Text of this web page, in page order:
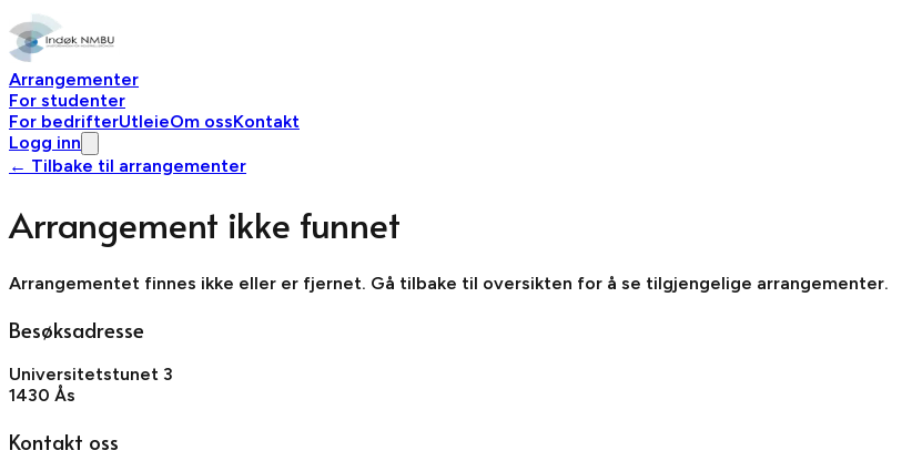
Arrangementer
For studenter
For bedrifterUtleieOm ossKontakt
Logg inn
← Tilbake til arrangementer
Arrangement ikke funnet
Arrangementet finnes ikke eller er fjernet. Gå tilbake til oversikten for å se tilgjengelige arrangementer.
Besøksadresse
Universitetstunet 3
1430 Ås
Kontakt oss